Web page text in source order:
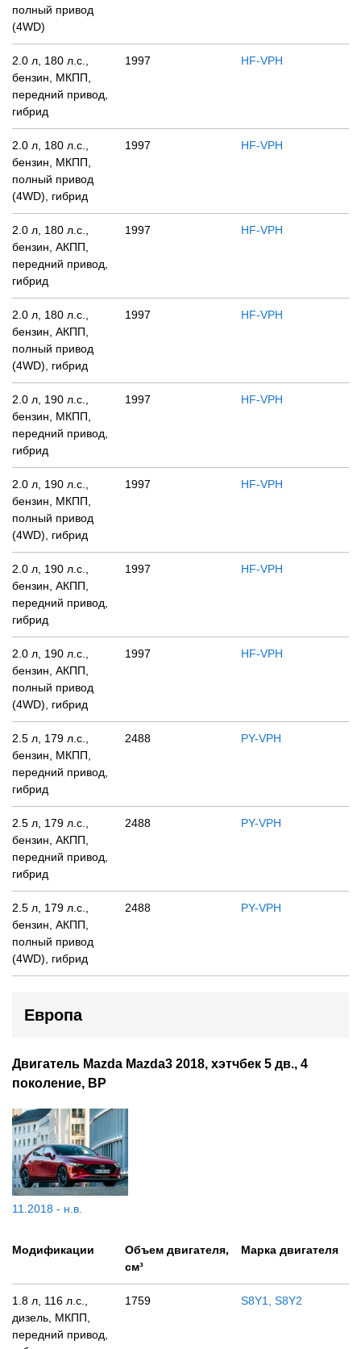
полный привод
(4WD)
2.0 л, 180 л.с.,
бензин, МКПП,
передний привод,
гибрид
1997 HF-VPH
2.0 л, 180 л.с.,
бензин, МКПП,
полный привод
(4WD), гибрид
1997 HF-VPH
2.0 л, 180 л.с.,
бензин, АКПП,
передний привод,
гибрид
1997 HF-VPH
2.0 л, 180 л.с.,
бензин, АКПП,
полный привод
(4WD), гибрид
1997 HF-VPH
2.0 л, 190 л.с.,
бензин, МКПП,
передний привод,
гибрид
1997 HF-VPH
2.0 л, 190 л.с.,
бензин, МКПП,
полный привод
(4WD), гибрид
1997 HF-VPH
2.0 л, 190 л.с.,
бензин, АКПП,
передний привод,
гибрид
1997 HF-VPH
2.0 л, 190 л.с.,
бензин, АКПП,
полный привод
(4WD), гибрид
1997 HF-VPH
2.5 л, 179 л.с.,
бензин, МКПП,
передний привод,
гибрид
2488 PY-VPH
2.5 л, 179 л.с.,
бензин, АКПП,
передний привод,
гибрид
2488 PY-VPH
2.5 л, 179 л.с.,
бензин, АКПП,
полный привод
(4WD), гибрид
2488 PY-VPH
Европа
Двигатель Mazda Mazda3 2018, хэтчбек 5 дв., 4
поколение, BP
11.2018 - н.в.
Модификации
Объем двигателя,
см³
Марка двигателя
1.8 л, 116 л.с.,
дизель, МКПП,
передний привод,
1759 S8Y1, S8Y2